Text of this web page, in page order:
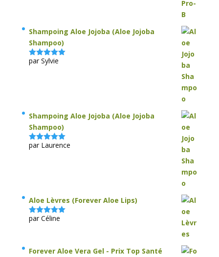
Shampoing Aloe Jojoba (Aloe Jojoba
Shampoo)
Note5sur
par Sylvie
Shampoing Aloe Jojoba (Aloe Jojoba
Shampoo)
Note5sur
par Laurence
Aloe Lèvres (Forever Aloe Lips)
Note5sur
par Céline
Forever Aloe Vera Gel - Prix Top Santé